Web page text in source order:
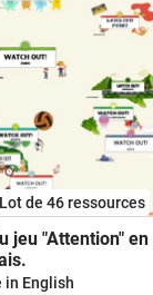
Lot de 46 ressources
jeu "Attention" en
in English